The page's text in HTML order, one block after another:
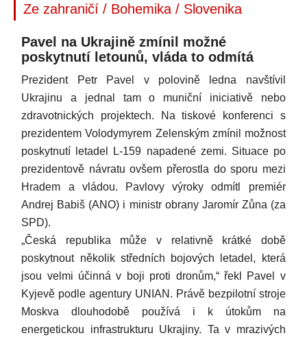
Ze zahraničí / Bohemika / Slovenika
Pavel na Ukrajině zmínil možné
poskytnutí letounů, vláda to odmítá
Prezident Petr Pavel v polovině ledna navštívil
Ukrajinu a jednal tam o muniční iniciativě nebo
zdravotnických projektech. Na tiskové konferenci s
prezidentem Volodymyrem Zelenským zmínil možnost
poskytnutí letadel L-159 napadené zemi. Situace po
prezidentově návratu ovšem přerostla do sporu mezi
Hradem a vládou. Pavlovy výroky odmítl premiér
Andrej Babiš (ANO) i ministr obrany Jaromír Zůna (za
SPD).
„Česká republika může v relativně krátké době
poskytnout několik středních bojových letadel, která
jsou velmi účinná v boji proti dronům,“ řekl Pavel v
Kyjevě podle agentury UNIAN. Právě bezpilotní stroje
Moskva dlouhodobě používá i k útokům na
energetickou infrastrukturu Ukrajiny. Ta v mrazivých